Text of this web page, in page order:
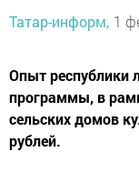
Татар-информ, 1
Опыт республики
программы, в
сельских домов
рублей.